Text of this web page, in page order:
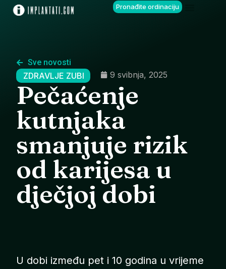
Pronađite ordinaciju
Sve novosti
ZDRAVLJE ZUBI 9 svibnja, 2025
Pečaćenje
kutnjaka
smanjuje rizik
od karijesa u
dječjoj dobi
U dobi između pet i 10 godina u vrijeme